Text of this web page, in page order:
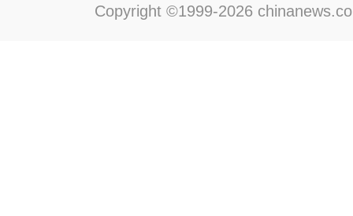
Copyright ©1999-2026